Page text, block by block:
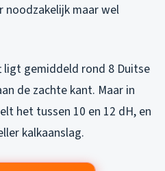
noodzakelijk maar wel
ligt gemiddeld rond 8 Duitse
de zachte kant. Maar in
het tussen 10 en 12 dH, en
kalkaanslag.